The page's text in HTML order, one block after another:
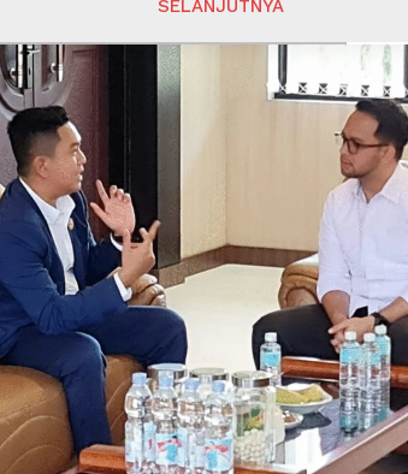
SELANJUTNYA